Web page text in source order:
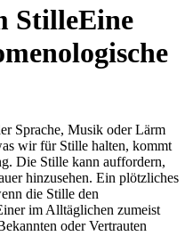
StilleEine
Sprache, Musik oder Lärm
wir für Stille halten, kommt
Die Stille kann auffordern,
hinzusehen. Ein plötzliches
die Stille den
im Alltäglichen zumeist
oder Vertrauten